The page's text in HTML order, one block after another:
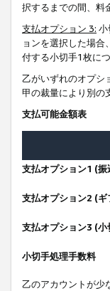
択するまでの間、料
支払オプション 3: 小
ョンを選択した場合
付する小切手1枚に
乙がいずれのオプシ
甲の裁量により別の
支払可能金額表
支払オプション1 (振
支払オプション2 (ギ
支払オプション3 (小
小切手処理手数料
乙のアカウントが少